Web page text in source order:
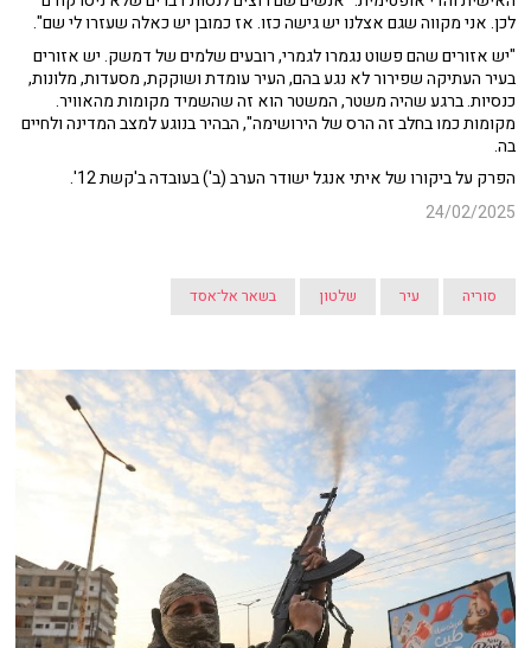
לכן. אני מקווה שגם אצלנו יש גישה כזו. אז כמובן יש כאלה שעזרו לי שם".
"יש אזורים שהם פשוט נגמרו לגמרי, רובעים שלמים של דמשק. יש אזורים
בעיר העתיקה שפירור לא נגע בהם, העיר עומדת ושוקקת, מסעדות, מלונות,
כנסיות. ברגע שהיה משטר, המשטר הוא זה שהשמיד מקומות מהאוויר.
מקומות כמו בחלב זה הרס של הירושימה", הבהיר בנוגע למצב המדינה ולחיים
בה.
הפרק על ביקורו של איתי אנגל ישודר הערב (ב') בעובדה ב'קשת 12'.
24/02/2025
סוריה עיר שלטון בשאר אל־אסד